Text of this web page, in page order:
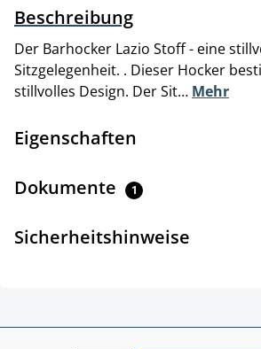
Beschreibung
Der Barhocker Lazio Stoff - eine
Sitzgelegenheit. . Dieser Hocker
stillvolles Design. Der Sit… Mehr
Eigenschaften
Dokumente 1
Sicherheitshinweise